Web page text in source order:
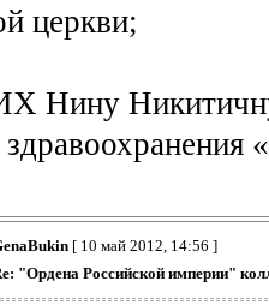
церкви;
Никитичну
[ 10 май 2012, 14:56 ]
"Ордена Российской империи"